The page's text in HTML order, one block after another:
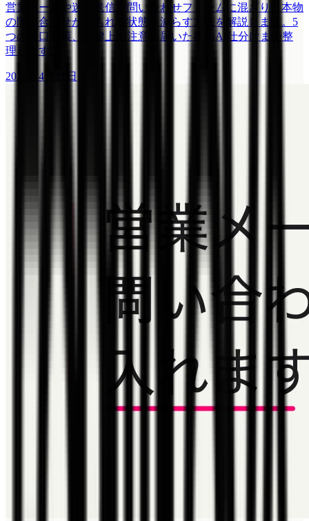
営業メールや迷惑送信が問い合わせフォームに混ざり、本物
の問い合わせが埋もれる状態を減らす方法を解説します。5
つの入口対策、法律上の注意、届いた後のAI仕分けまで整
理します。
2026年4月21日